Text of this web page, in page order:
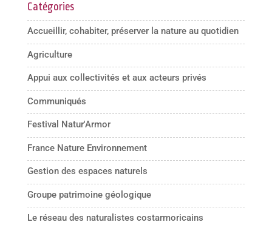
Catégories
Accueillir, cohabiter, préserver la nature au quotidien
Agriculture
Appui aux collectivités et aux acteurs privés
Communiqués
Festival Natur'Armor
France Nature Environnement
Gestion des espaces naturels
Groupe patrimoine géologique
Le réseau des naturalistes costarmoricains